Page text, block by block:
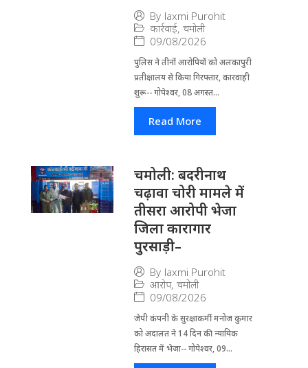
By laxmi Purohit
कार्रवाई, चमोली
09/08/2026
पुलिस ने तीनों आरोपियों को अलकापुरी
प्रतीक्षालय से किया गिरफ्तार, कारवाही
शुरू-- गोपेश्वर, 08 अगस्त...
Read More
चमोली: बदरीनाथ
चढ़ावा चोरी मामले में
तीसरा आरोपी भेजा
जिला कारागार
पुरसाड़ी–
By laxmi Purohit
आरोप, चमोली
09/08/2026
जेपी कंपनी के सुरक्षाकर्मी मनोज कुमार
को अदालत ने 14 दिन की न्यायिक
हिरासत में भेजा-- गोपेश्वर, 09...